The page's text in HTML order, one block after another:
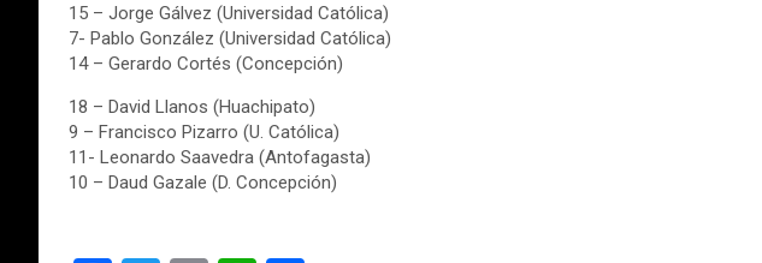
15 – Jorge Gálvez (Universidad Católica)
7- Pablo González (Universidad Católica)
14 – Gerardo Cortés (Concepción)
18 – David Llanos (Huachipato)
9 – Francisco Pizarro (U. Católica)
11- Leonardo Saavedra (Antofagasta)
10 – Daud Gazale (D. Concepción)